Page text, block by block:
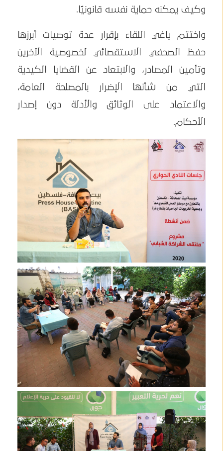
وكيف يمكنه حماية نفسه قانونيًا.
واختتم ياغي اللقاء بإقرار عدة توصيات أبرزها
حفظ الصحفي الاستقصائي لخصوصية الآخرين
وتأمين المصادر، والابتعاد عن القضايا الكيدية
التي من شأنها الإضرار بالمصلحة العامة،
والاعتماد على الوثائق والأدلة دون إصدار
الأحكام.